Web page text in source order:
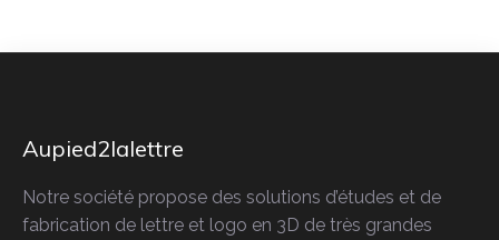
Aupied2lalettre
Notre société propose des solutions d’études et de
fabrication de lettre et logo en 3D de très grandes